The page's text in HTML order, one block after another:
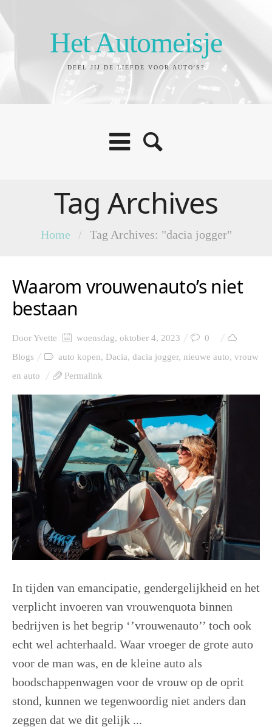
Het Automeisje
DEEL JIJ DE LIEFDE VOOR AUTO'S?
Tag Archives
Home / Tag Archives: "dacia jogger"
Waarom vrouwenauto’s niet
bestaan
DoorYvette woensdag, oktober 4, 2023
0
Blogs
auto kopen, Dacia, dacia jogger, nieuwe auto, vrouw
en auto
Permalink
In tijden van emancipatie, gendergelijkheid en het
verplicht invoeren van vrouwenquota binnen
bedrijven is het begrip ‘’vrouwenauto’’ toch ook
echt wel achterhaald. Waar vroeger de grote auto
voor de man was, en de kleine auto als
boodschappenwagen voor de vrouw op de oprit
stond, kunnen we tegenwoordig niet anders dan
zeggen dat we dit gelijk ...